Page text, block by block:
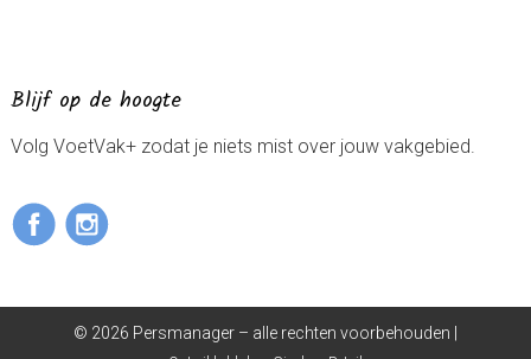
Blijf op de hoogte
Volg VoetVak+ zodat je niets mist over jouw vakgebied.
© 2026 Persmanager – alle rechten voorbehouden |